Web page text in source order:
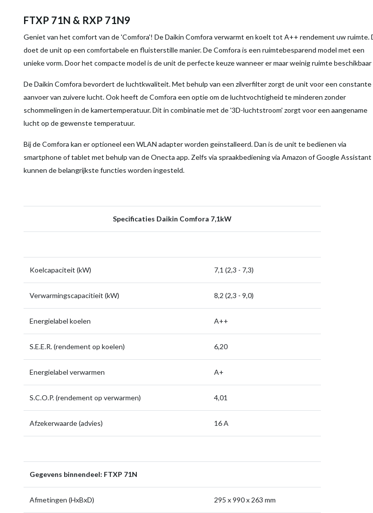
FTXP 71N & RXP 71N9
Geniet van het comfort van de 'Comfora'! De Daikin Comfora verwarmt en koelt tot A++ rendement uw ruimte.
doet de unit op een comfortabele en fluisterstille manier. De Comfora is een ruimtebesparend model met een
unieke vorm. Door het compacte model is de unit de perfecte keuze wanneer er maar weinig ruimte beschikbaar
De Daikin Comfora bevordert de luchtkwaliteit. Met behulp van een zilverfilter zorgt de unit voor een constante
aanvoer van zuivere lucht. Ook heeft de Comfora een optie om de luchtvochtigheid te minderen zonder
schommelingen in de kamertemperatuur. Dit in combinatie met de '3D-luchtstroom' zorgt voor een aangename
lucht op de gewenste temperatuur.
Bij de Comfora kan er optioneel een WLAN adapter worden geïnstalleerd. Dan is de unit te bedienen via
smartphone of tablet met behulp van de Onecta app. Zelfs via spraakbediening via Amazon of Google Assistant
kunnen de belangrijkste functies worden ingesteld.
Specificaties Daikin Comfora 7,1kW
Koelcapaciteit (kW) 7,1 (2,3 - 7,3)
Verwarmingscapacitieit (kW) 8,2 (2,3 - 9,0)
Energielabel koelen A++
S.E.E.R. (rendement op koelen) 6,20
Energielabel verwarmen A+
S.C.O.P. (rendement op verwarmen) 4,01
Afzekerwaarde (advies) 16 A
Gegevens binnendeel: FTXP 71N
Afmetingen (HxBxD) 295 x 990 x 263 mm